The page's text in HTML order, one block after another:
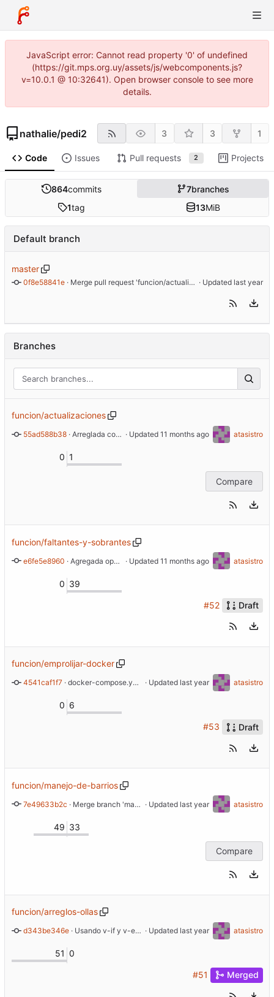
JavaScript error: Cannot read property '0' of undefined
(https://git.mps.org.uy/assets/js/webcomponents.js?
v=10.0.1 @ 10:32641). Open browser console to see more
details.
nathalie/pedi2 3 3 1
Code Issues Pull requests 2 Projects
864commits 7branches
1tag 13MiB
Default branch
master
0f8e58841e · Merge pull request 'funcion/actualizaciones' ( #48) from
· Updated
Branches
funcion/actualizaciones
55ad588b38 · Arreglada configuración de vite · Updated atasistro
0 1
Compare
funcion/faltantes-y-sobrantes
e6fe5e8960 · Agregada opcion para faltantes y sobrantes + usando v-for para las opciones · Updated atasistro
0 39
#52 Draft
funcion/emprolijar-docker
4541caf1f7 · docker-compose.yml adaptado a prod y agregado docker-compose.dev.yml para desarrollo · Updated atasistro
0 6
#53 Draft
funcion/manejo-de-barrios
7e49633b2c · Merge branch 'master' into funcion/manejo-de-barrios · Updated atasistro
49 33
Compare
funcion/arreglos-ollas
d343be346e · Usando v-if y v-else en vez de v-show · Updated atasistro
51 0
#51 Merged